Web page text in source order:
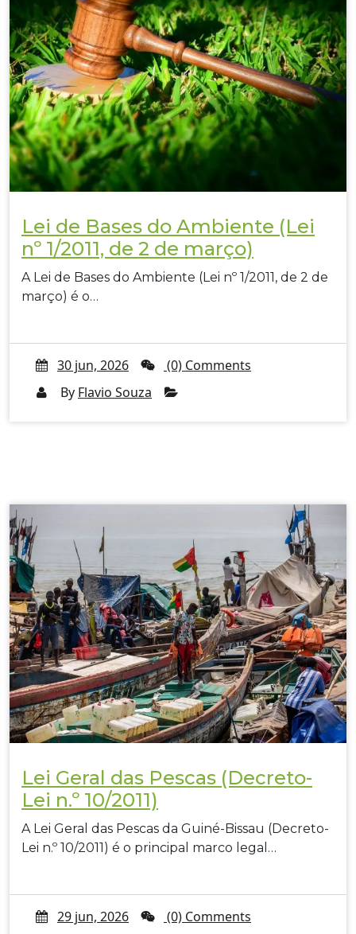
Lei de Bases do Ambiente (Lei
nº 1/2011, de 2 de março)
A Lei de Bases do Ambiente (Lei nº 1/2011, de 2 de
março) é o…
30 jun, 2026
(0) Comments
By Flavio Souza
Lei Geral das Pescas (Decreto-
Lei n.º 10/2011)
A Lei Geral das Pescas da Guiné-Bissau (Decreto-
Lei n.º 10/2011) é o principal marco legal…
29 jun, 2026 (0) Comments